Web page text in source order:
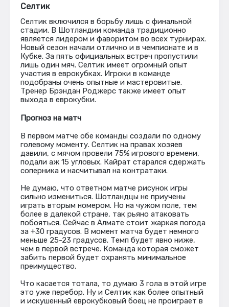
Селтик
Селтик включился в борьбу лишь с финальной
стадии. В Шотландии команда традиционно
является лидером и фаворитом во всех турнирах.
Новый сезон начали отлично и в чемпионате и в
Кубке. За пять официальных встреч пропустили
лишь один мяч. Селтик имеет огромный опыт
участия в еврокубках. Игроки в команде
подобраны очень опытные и мастеровитые.
Тренер Брэндан Роджерс также имеет опыт
выхода в еврокубки.
Прогноз на матч
В первом матче обе команды создали по одному
голевому моменту. Селтик на правах хозяев
давили, с мячом провели 75% игрового времени,
подали аж 15 угловых. Кайрат старался сдержать
соперника и насчитывал на контратаки.
Не думаю, что ответном матче рисунок игры
сильно измениться. Шотландцы не приучены
играть вторым номером. Но на чужом поле, тем
более в далекой стране, так рьяно атаковать
побояться. Сейчас в Алмате стоит жаркая погода
за +30 градусов. В момент матча будет немного
меньше 25-23 градусов. Темп будет явно ниже,
чем в первой встрече. Команда которая сможет
забить первой будет охранять минимальное
преимущество.
Что касается тотала, то думаю 3 гола в этой игре
это уже перебор. Ну и Селтик как более опытный
и искушенный еврокубковый боец не проиграет в